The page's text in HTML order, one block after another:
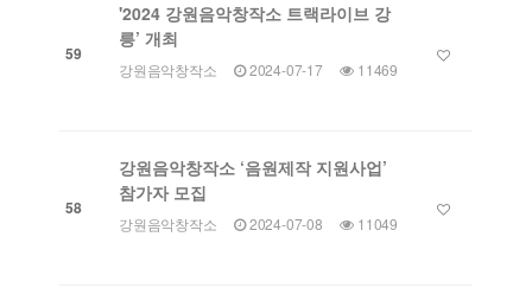
59
'2024 강원음악창작소 트랙라이브 강
릉’ 개최
강원음악창작소 2024-07-17 11469
58
강원음악창작소 ‘음원제작 지원사업’
참가자 모집
강원음악창작소 2024-07-08 11049